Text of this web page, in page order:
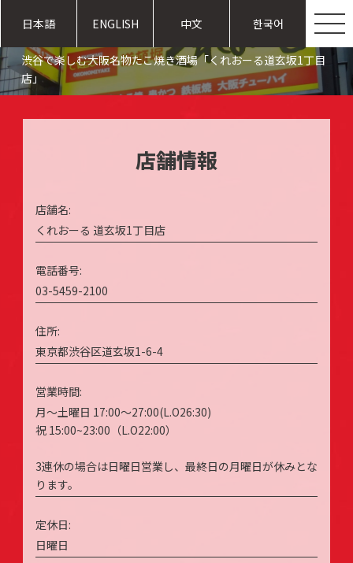
日本語 ENGLISH 中文 한국어
渋谷で楽しむ大阪名物たこ焼き酒場「くれおーる道玄坂1丁目
店」
店舗情報
店舗名:
くれおーる 道玄坂1丁目店
電話番号:
03-5459-2100
住所:
東京都渋谷区道玄坂1-6-4
営業時間:
月～土曜日 17:00～27:00(L.O26:30)
祝 15:00~23:00（L.O22:00）
3連休の場合は日曜日営業し、最終日の月曜日が休みとな
ります。
定休日:
日曜日